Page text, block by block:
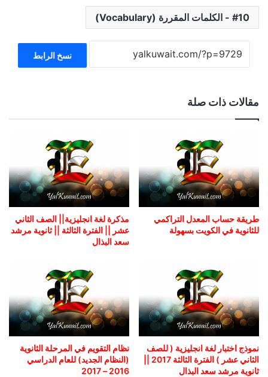
10 - الكلمات المقررة (Vocabulary)
نسخ الرابط
مقالات ذات صلة
طريقة حساب المعدل التراكمي
للثانوية في الكويت بسهولة
مذكرة لغة انجليزية|| الصف الثاني
عشر || الفترة الثالثة || ثانوية مرشد
سعد البذال
نموذج اختبار لغة انجليزية ( للصف
ثانوية مرشد سعد البذال
نظام التقويم في المرحلة الثانوية
(النظام الجديد) للعام الدراسي
2016 – 2017